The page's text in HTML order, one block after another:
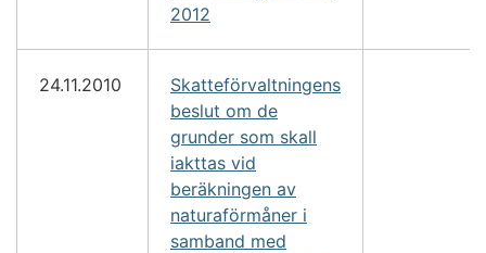
2012
24.11.2010
Skatteförvaltningens
beslut om de
grunder som skall
iakttas vid
beräkningen av
naturaförmåner i
samband med